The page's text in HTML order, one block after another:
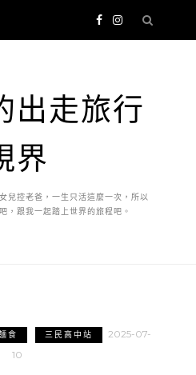
出走旅行
界
兒控老爸，一生只活這麼一次，所以
，跟我一起踏上世界的旅程吧。
食 三民高中站
2025-07-
10